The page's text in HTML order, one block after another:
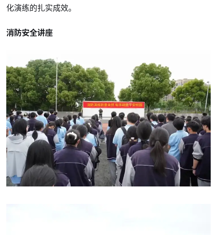
化演练的扎实成效。
消防安全讲座